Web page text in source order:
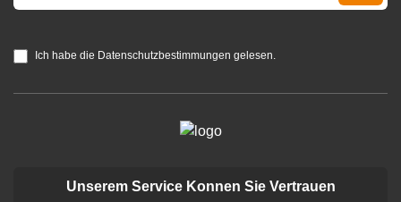
Ich habe die Datenschutzbestimmungen gelesen.
Unserem Service Konnen Sie Vertrauen